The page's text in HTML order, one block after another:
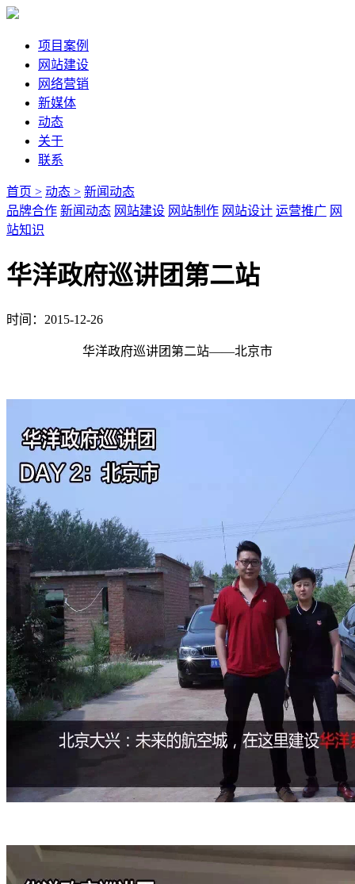
项目案例
网站建设
网络营销
新媒体
动态
关于
联系
首页 > 动态 > 新闻动态
品牌合作 新闻动态 网站建设 网站制作 网站设计 运营推广 网
站知识
华洋政府巡讲团第二站
时间：2015-12-26
华洋政府巡讲团第二站——北京市